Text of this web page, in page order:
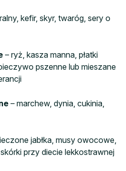
kefir, skyr, twaróg, sery o
– ryż, kasza manna, płatki
pszenne lub mieszane
– marchew, dynia, cukinia,
jabłka, musy owocowe,
przy diecie lekkostrawnej